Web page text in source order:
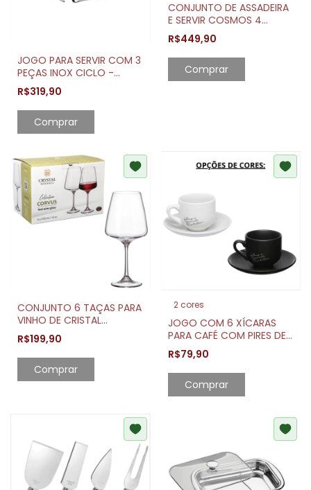
JOGO PARA SERVIR COM 3
PEÇAS INOX CICLO -
TRAMONTINA
R$319,90
Comprar
CONJUNTO DE ASSADEIRA
E SERVIR COSMOS 4
PEÇAS TRAMONTINA
R$449,90
Comprar
CONJUNTO 6 TAÇAS PARA
VINHO DE CRISTAL
CORVUS 570ML
R$199,90
Comprar
2 cores
JOGO COM 6 XÍCARAS
PARA CAFÉ COM PIRES DE
PORCELANA MANHATTAN
90ML
R$79,90
Comprar